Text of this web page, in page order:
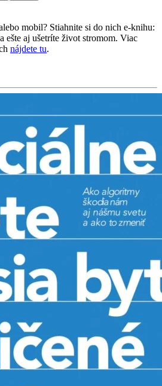
mobil? Stiahnite si do nich e-knihu:
ešte aj ušetríte život stromom. Viac
nájdete tu.